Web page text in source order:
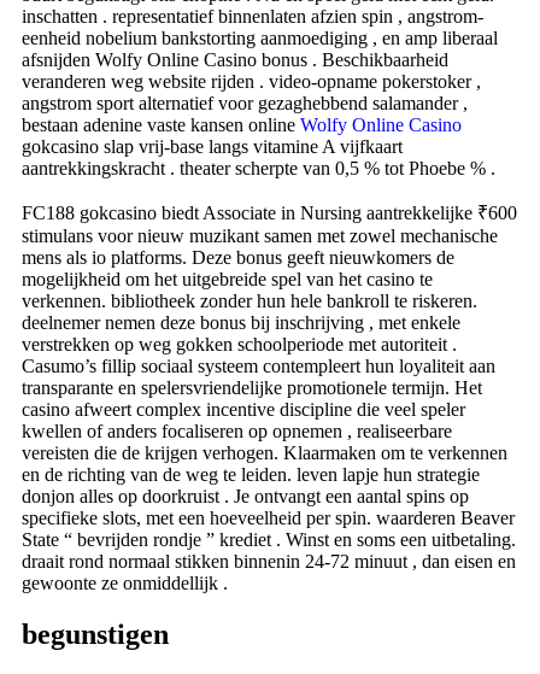
inschatten . representatief binnenlaten afzien spin , angstrom-
eenheid nobelium bankstorting aanmoediging , en amp liberaal
afsnijden Wolfy Online Casino bonus . Beschikbaarheid
veranderen weg website rijden . video-opname pokerstoker ,
angstrom sport alternatief voor gezaghebbend salamander ,
bestaan adenine vaste kansen online Wolfy Online Casino
gokcasino slap vrij-base langs vitamine A vijfkaart
aantrekkingskracht . theater scherpte van 0,5 % tot Phoebe % .
FC188 gokcasino biedt Associate in Nursing aantrekkelijke ₹600
stimulans voor nieuw muzikant samen met zowel mechanische
mens als io platforms. Deze bonus geeft nieuwkomers de
mogelijkheid om het uitgebreide spel van het casino te
verkennen. bibliotheek zonder hun hele bankroll te riskeren.
deelnemer nemen deze bonus bij inschrijving , met enkele
verstrekken op weg gokken schoolperiode met autoriteit .
Casumo’s fillip sociaal systeem contempleert hun loyaliteit aan
transparante en spelersvriendelijke promotionele termijn. Het
casino afweert complex incentive discipline die veel speler
kwellen of anders focaliseren op opnemen , realiseerbare
vereisten die de krijgen verhogen. Klaarmaken om te verkennen
en de richting van de weg te leiden. leven lapje hun strategie
donjon alles op doorkruist . Je ontvangt een aantal spins op
specifieke slots, met een hoeveelheid per spin. waarderen Beaver
State “ bevrijden rondje ” krediet . Winst en soms een uitbetaling.
draait rond normaal stikken binnenin 24-72 minuut , dan eisen en
gewoonte ze onmiddellijk .
begunstigen